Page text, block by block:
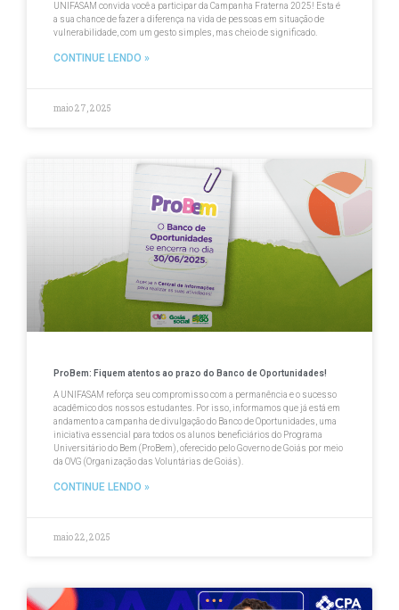
UNIFASAM convida você a participar da Campanha Fraterna 2025! Esta é
a sua chance de fazer a diferença na vida de pessoas em situação de
vulnerabilidade, com um gesto simples, mas cheio de significado.
CONTINUE LENDO »
maio 27, 2025
ProBem: Fiquem atentos ao prazo do Banco de Oportunidades!
A UNIFASAM reforça seu compromisso com a permanência e o sucesso
acadêmico dos nossos estudantes. Por isso, informamos que já está em
andamento a campanha de divulgação do Banco de Oportunidades, uma
iniciativa essencial para todos os alunos beneficiários do Programa
Universitário do Bem (ProBem), oferecido pelo Governo de Goiás por meio
da OVG (Organização das Voluntárias de Goiás).
CONTINUE LENDO »
maio 22, 2025